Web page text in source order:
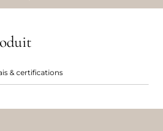
& certifications